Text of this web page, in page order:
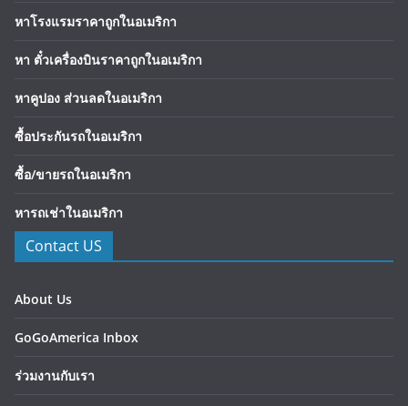
หาโรงแรมราคาถูกในอเมริกา
หา ตั๋วเครื่องบินราคาถูกในอเมริกา
หาคูปอง ส่วนลดในอเมริกา
ซื้อประกันรถในอเมริกา
ซื้อ/ขายรถในอเมริกา
หารถเช่าในอเมริกา
Contact US
About Us
GoGoAmerica Inbox
ร่วมงานกับเรา